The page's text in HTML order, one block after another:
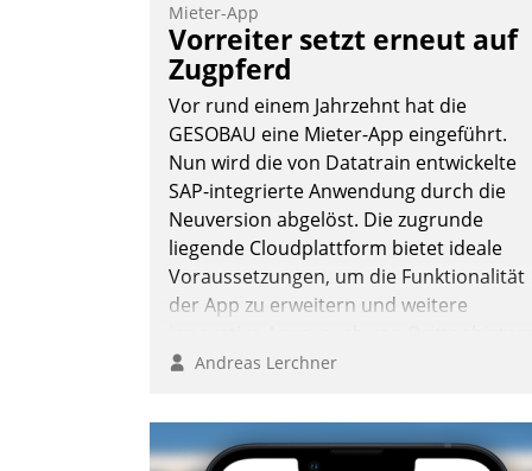
Teilnehmer kurzweilige Einblicke in
innovative Cloud-Strategien und -
Lösungen mit hohem Zukunftspotenzial.
Andreas Lerchner
Mieter-App
Vorreiter setzt erneut auf
Zugpferd
Vor rund einem Jahrzehnt hat die
GESOBAU eine Mieter-App eingeführt.
Nun wird die von Datatrain entwickelte
SAP-integrierte Anwendung durch die
Neuversion abgelöst. Die zugrunde
liegende Cloudplattform bietet ideale
Voraussetzungen, um die Funktionalität
der App zu erweitern und weitere
in SAP zu integrieren.
Andreas Lerchner